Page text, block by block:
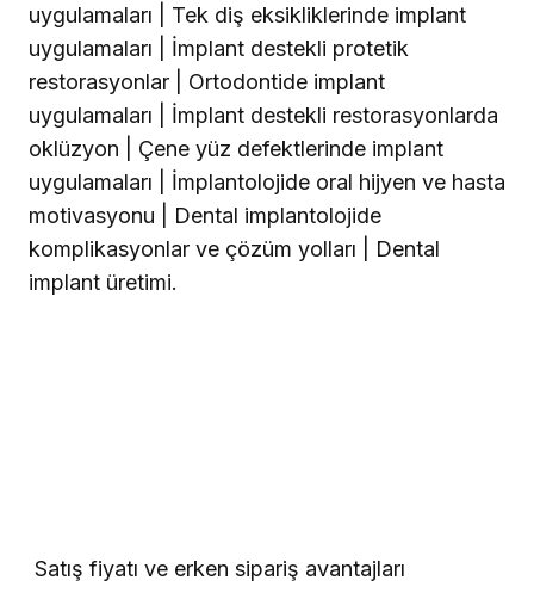
uygulamaları | Tek diş eksikliklerinde implant
uygulamaları | İmplant destekli protetik
restorasyonlar | Ortodontide implant
uygulamaları | İmplant destekli restorasyonlarda
oklüzyon | Çene yüz defektlerinde implant
uygulamaları | İmplantolojide oral hijyen ve hasta
motivasyonu | Dental implantolojide
komplikasyonlar ve çözüm yolları | Dental
implant üretimi.
Satış fiyatı ve erken sipariş avantajları